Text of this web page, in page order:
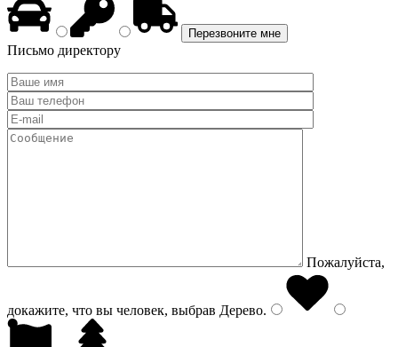
Письмо директору
Пожалуйста,
докажите, что вы человек, выбрав Дерево.